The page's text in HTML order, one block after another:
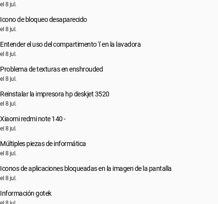
el 8 jul.
Icono de bloqueo desaparecido
el 8 jul.
Entender el uso del compartimento 'i' en la lavadora
el 8 jul.
Problema de texturas en enshrouded
el 8 jul.
Reinstalar la impresora hp deskjet 3520
el 8 jul.
Xiaomi redmi note 140 -
el 8 jul.
Múltiples piezas de informática
el 8 jul.
Iconos de aplicaciones bloqueadas en la imagen de la pantalla
el 8 jul.
Información gotek